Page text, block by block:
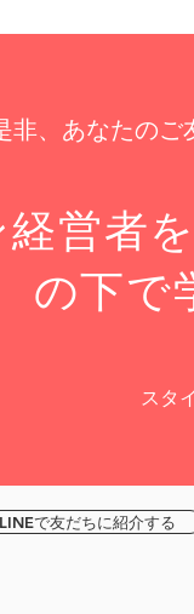
非、あなたのご
営者
の下で
スタ
友だちに紹介する